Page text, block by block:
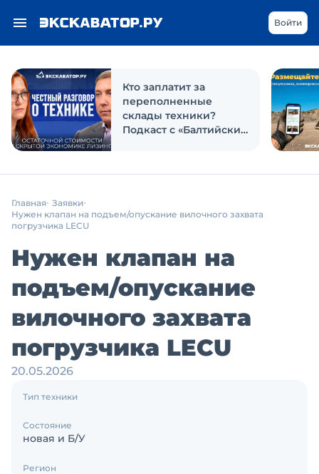
Войти
Кто заплатит за
переполненные
склады техники?
Подкаст с «Балтийским
Главная Заявки
Нужен клапан на подъем/опускание вилочного захвата
погрузчика LECU
Нужен клапан на
подъем/опускание
вилочного захвата
погрузчика LECU
20.05.2026
Тип техники
Состояние
новая и Б/У
Регион